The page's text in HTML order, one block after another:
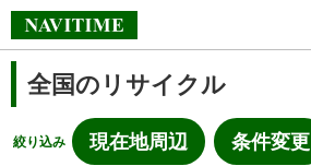
全国のリサイクル
絞り込み 現在地周辺 条件変更